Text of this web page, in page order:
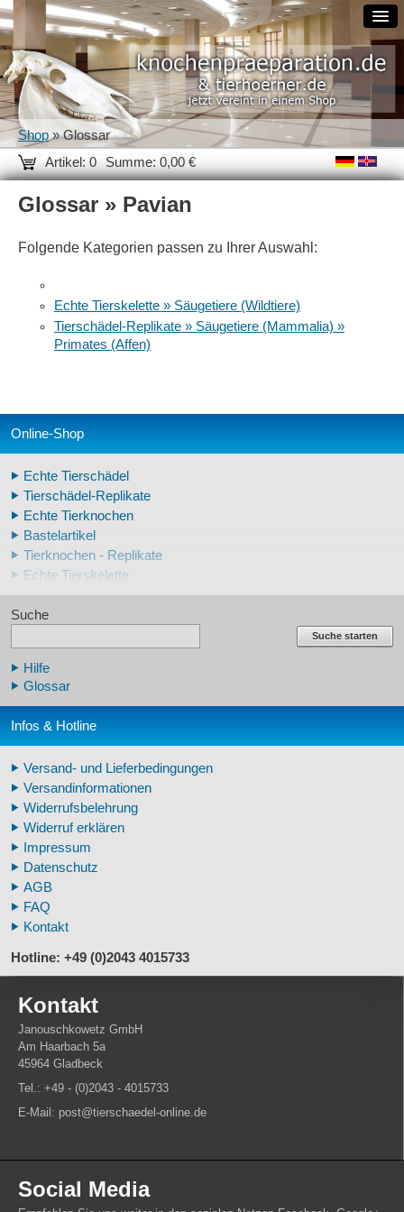
Artikel: 0 Summe: 0,00 €
Shop» Glossar
Glossar » Pavian
Folgende Kategorien passen zu Ihrer Auswahl:
Echte Tierskelette » Säugetiere (Wildtiere)
Tierschädel-Replikate » Säugetiere (Mammalia) »
Primates (Affen)
Online-Shop
Echte Tierschädel
Tierschädel-Replikate
Echte Tierknochen
Bastelartikel
Tierknochen - Replikate
Echte Tierskelette
Echte Tierzähne
Krallen- und Zahnreplikate
Schädelreplikate Mensch
Knochenreplikate Mensch
Arm-/Beinskelette Mensch
Zähne Warzenschwein
Veterinär - Lehrmittel
Fossilreplikate Mensch
Pferdemähnen
Fußspuren museal
Tierhörner
Suche
Suche starten
Hilfe
Glossar
Infos & Hotline
Versand- und Lieferbedingungen
Versandinformationen
Widerrufsbelehrung
Widerruf erklären
Impressum
Datenschutz
AGB
FAQ
Kontakt
Hotline: +49 (0)2043 4015733
Kontakt
Janouschkowetz GmbH
Am Haarbach 5a
45964 Gladbeck
Tel.: +49 - (0)2043 - 4015733
E-Mail: post@tierschaedel-online.de
Social Media